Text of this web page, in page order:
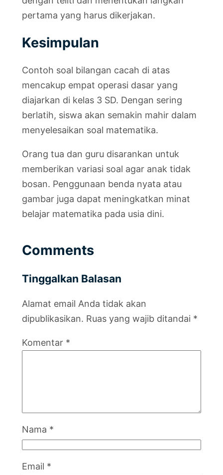
pertama yang harus dikerjakan.
Kesimpulan
Contoh soal bilangan cacah di atas
mencakup empat operasi dasar yang
diajarkan di kelas 3 SD. Dengan sering
berlatih, siswa akan semakin mahir dalam
menyelesaikan soal matematika.
Orang tua dan guru disarankan untuk
memberikan variasi soal agar anak tidak
bosan. Penggunaan benda nyata atau
gambar juga dapat meningkatkan minat
belajar matematika pada usia dini.
Comments
Tinggalkan Balasan
Alamat email Anda tidak akan
dipublikasikan. Ruas yang wajib ditandai *
Komentar *
Nama *
Email *